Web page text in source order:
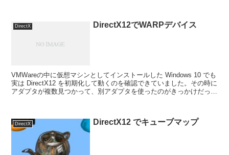
DirectX DirectX12でWARPデバイス
VMWareの中に仮想マシンとしてインストールした Windows 10 でも
実は DirectX12 を初期化して動くのを確認できていました。その時に
アダプタが複数見つかって、別アダプタを使ったのがきっかけだった
DirectX DirectX12 でキューブマップ